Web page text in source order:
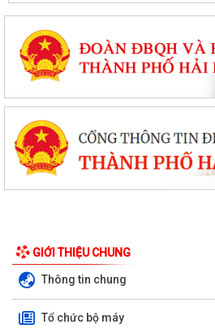
GIỚI THIỆU CHUNG
Thông tin chung
Tổ chức bộ máy